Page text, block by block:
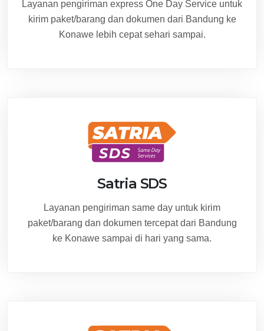
Layanan pengiriman express One Day Service untuk
kirim paket/barang dan dokumen dari Bandung ke
Konawe lebih cepat sehari sampai.
Satria SDS
Layanan pengiriman same day untuk kirim
paket/barang dan dokumen tercepat dari Bandung
ke Konawe sampai di hari yang sama.